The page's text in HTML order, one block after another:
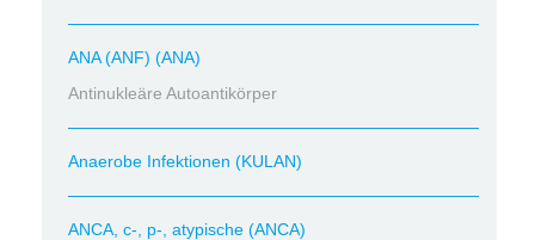
ANA (ANF) (ANA)
Antinukleäre Autoantikörper
Anaerobe Infektionen (KULAN)
ANCA, c-, p-, atypische (ANCA)